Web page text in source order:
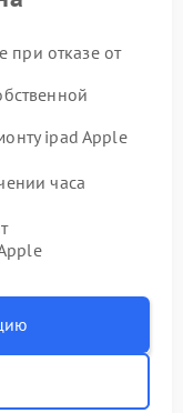
при отказе от
ipad Apple
часа